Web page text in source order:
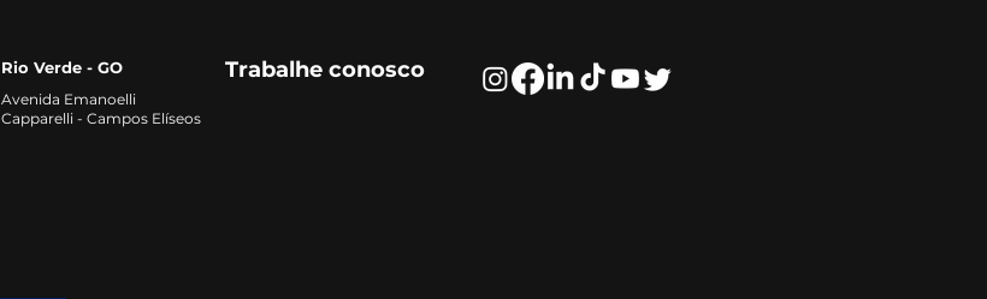
Trabalhe conosco
Rio Verde - GO
Avenida Emanoelli
Capparelli - Campos Elíseos